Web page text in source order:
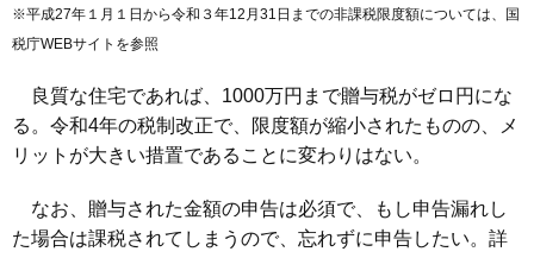
※平成27年１月１日から令和３年12月31日までの非課税限度額については、
国
税庁WEBサイト を参照
良質な住宅であれば、1000万円まで贈与税がゼロ円にな
る。令和4年の税制改正で、限度額が縮小されたものの、メ
リットが大きい措置であることに変わりはない。
なお、贈与された金額の申告は必須で、もし申告漏れし
た場合は課税されてしまうので、忘れずに申告したい。詳